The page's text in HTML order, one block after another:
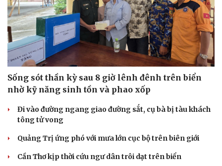
Sống sót thần kỳ sau 8 giờ lênh đênh trên biển
nhờ kỹ năng sinh tồn và phao xốp
Đi vào đường ngang giao đường sắt, cụ bà bị tàu khách
tông tử vong
Quảng Trị ứng phó với mưa lớn cục bộ trên biên giới
Cần Thơ kịp thời cứu ngư dân trôi dạt trên biển